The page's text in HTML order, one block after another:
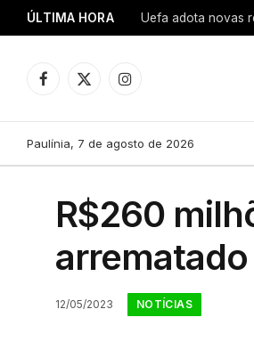
ÚLTIMA HORA Uefa adota novas
Facebook
X
Instagram
Paulínia, 7 de agosto de 2026
R$260
12/05/2023 NOTÍCIAS